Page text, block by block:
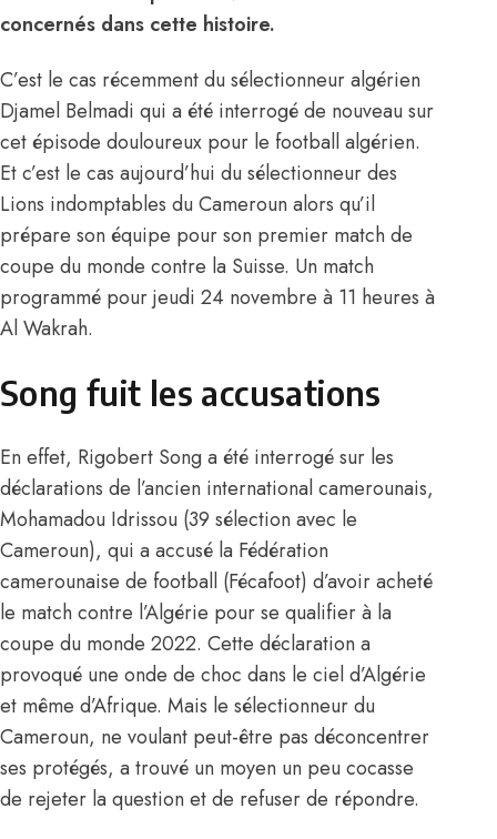
concernés dans cette histoire.
C’est le cas récemment du sélectionneur algérien
Djamel Belmadi qui a été interrogé de nouveau sur
cet épisode douloureux pour le football algérien.
Et c’est le cas aujourd’hui du sélectionneur des
Lions indomptables du Cameroun alors qu’il
prépare son équipe pour son premier match de
coupe du monde contre la Suisse. Un match
programmé pour jeudi 24 novembre à 11 heures à
Al Wakrah.
Song fuit les accusations
En effet, Rigobert Song a été interrogé sur les
déclarations de l’ancien international camerounais,
Mohamadou Idrissou (39 sélection avec le
Cameroun), qui a accusé la Fédération
camerounaise de football (Fécafoot) d’avoir acheté
le match contre l’Algérie pour se qualifier à la
coupe du monde 2022. Cette déclaration a
provoqué une onde de choc dans le ciel d’Algérie
et même d’Afrique. Mais le sélectionneur du
Cameroun, ne voulant peut-être pas déconcentrer
ses protégés, a trouvé un moyen un peu cocasse
de rejeter la question et de refuser de répondre.